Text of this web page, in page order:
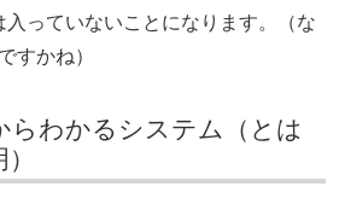
入っていないことになります。（な
すかね）
らわかるシステム（とは